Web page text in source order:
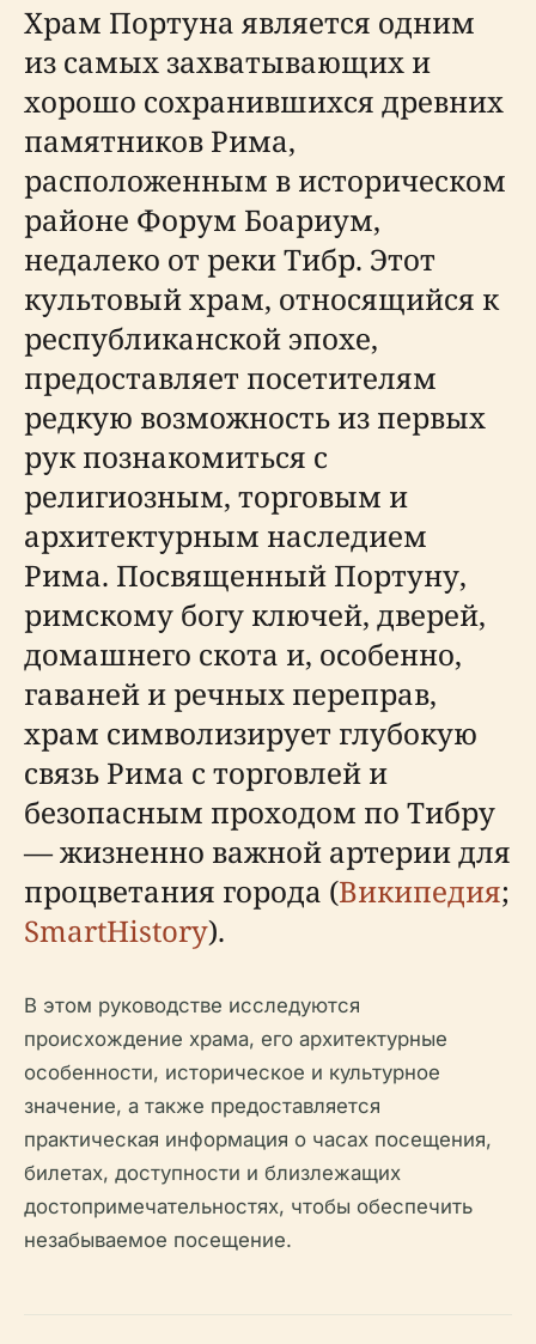
Храм Портуна является одним
из самых захватывающих и
хорошо сохранившихся древних
памятников Рима,
расположенным в историческом
районе Форум Боариум,
недалеко от реки Тибр. Этот
культовый храм, относящийся к
республиканской эпохе,
предоставляет посетителям
редкую возможность из первых
рук познакомиться с
религиозным, торговым и
архитектурным наследием
Рима. Посвященный Портуну,
римскому богу ключей, дверей,
домашнего скота и, особенно,
гаваней и речных переправ,
храм символизирует глубокую
связь Рима с торговлей и
безопасным проходом по Тибру
— жизненно важной артерии для
процветания города (Википедия;
SmartHistory).
В этом руководстве исследуются
происхождение храма, его архитектурные
особенности, историческое и культурное
значение, а также предоставляется
практическая информация о часах посещения,
билетах, доступности и близлежащих
достопримечательностях, чтобы обеспечить
незабываемое посещение.